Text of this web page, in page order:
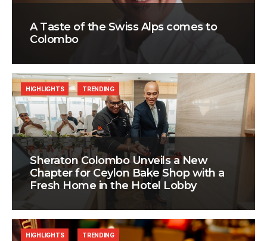
A Taste of the Swiss Alps comes to
Colombo
Sheraton Colombo Unveils a New
Chapter for Ceylon Bake Shop with a
Fresh Home in the Hotel Lobby
HIGHLIGHTS TRENDING
HIGHLIGHTS TRENDING